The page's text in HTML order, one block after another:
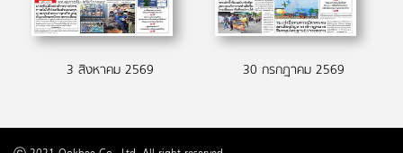
3 สิงหาคม 2569 30 กรกฎาคม 2569